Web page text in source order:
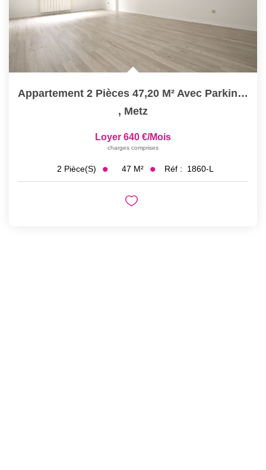
Appartement 2 Pièces 47,20 M² Avec Parking Sécurisé À Louer...
, Metz
Loyer 640 €/mois
charges comprises
2 Pièce(s) 47 M² Réf : 1860-L